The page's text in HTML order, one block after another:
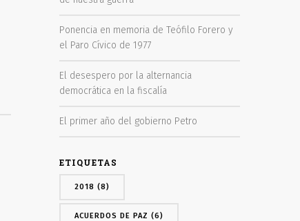
Ponencia en memoria de Teófilo Forero y
el Paro Cívico de 1977
El desespero por la alternancia
democrática en la fiscalía
El primer año del gobierno Petro
ETIQUETAS
2018 (8)
ACUERDOS DE PAZ (6)